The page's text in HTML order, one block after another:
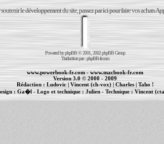
le développement du site, passez par ici pour faire vos achats
Powered byphpBB© 2001, 2002 phpBB Group
Traduction par :phpBB-fr.com
www.powerbook-fr.com - www.macbook-fr.com
Version 3.0 © 2000 - 2009
Rédaction : Ludovic|Vincent (ch-vox)| Charles|Taho !
: Ga�l - Logo et technique : Julien - Technique :Vincent
Informations : PowerBook Maintenance Apple et Macintosh à Toulouse cr�ation de sites